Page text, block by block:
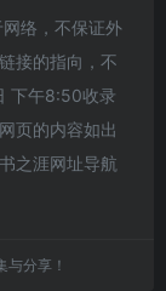
络，不保证外
接的指向，不
下午8:50收录
页的内容如出
之涯网址导航
分享！